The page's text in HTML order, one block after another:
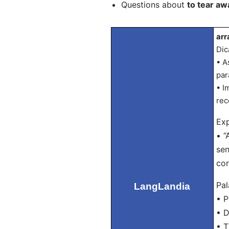
Questions about to tear
LangLandia
•
•
•
•
•
•